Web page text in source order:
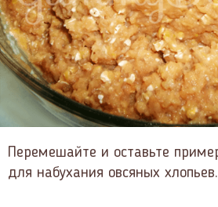
Перемешайте и оставьте
для набухания овсяных хлопьев.